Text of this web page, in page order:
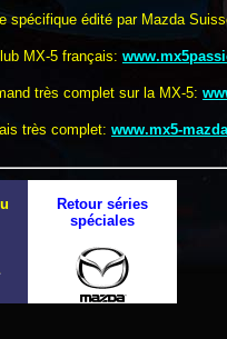
spécifique édité par Mazda
MX-5 français:
très complet sur la MX-5:
très complet: www.mx5-
Retour séries
spéciales